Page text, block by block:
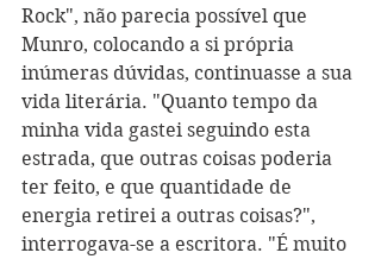
Rock", não parecia possível que
Munro, colocando a si própria
inúmeras dúvidas, continuasse a sua
vida literária. "Quanto tempo da
minha vida gastei seguindo esta
estrada, que outras coisas poderia
ter feito, e que quantidade de
energia retirei a outras coisas?",
interrogava-se a escritora. "É muito